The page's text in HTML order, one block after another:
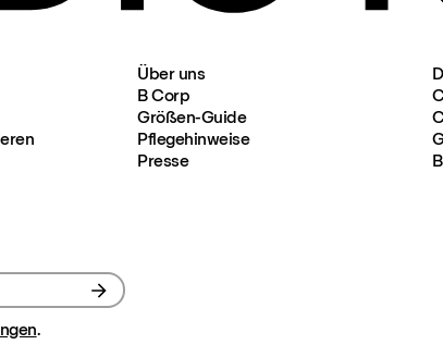
Über uns
B Corp
Größen-Guide
Pflegehinweise
Presse
.